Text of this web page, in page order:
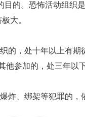
的。恐怖活动组织
大。
，处十年以上有期
参加的，处三年以
、绑架等犯罪的，